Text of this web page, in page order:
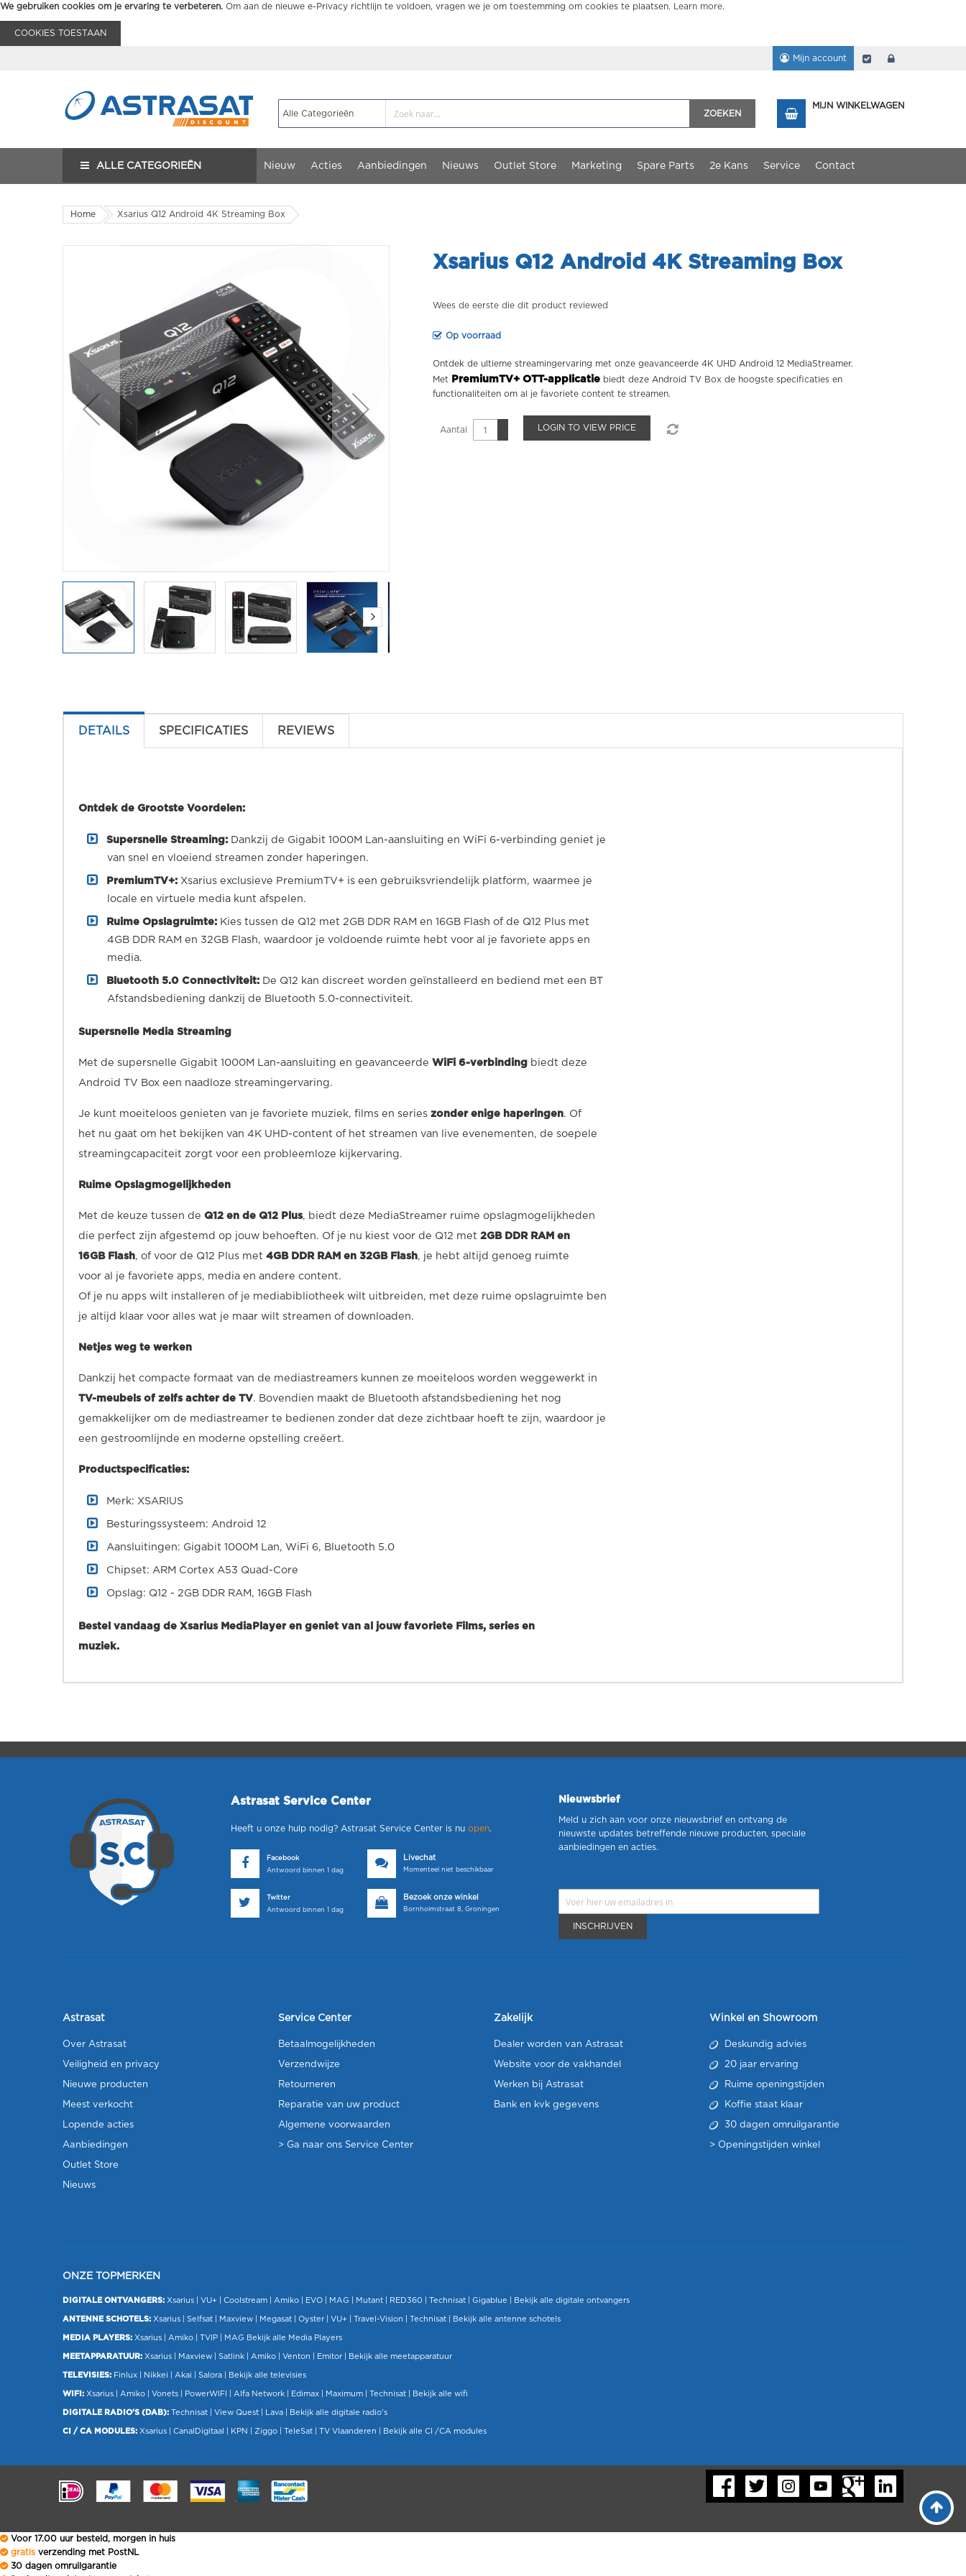
We gebruiken cookies om je ervaring te verbeteren. Om aan de nieuwe e-Privacy richtlijn te voldoen, vragen we je om toestemming om cookies te plaatsen. Learn more.
COOKIES TOESTAAN
Mijn account Afrekenen
ZOEKEN
MIJN WINKELWAGEN
ALLE CATEGORIEËN Nieuw Acties Aanbiedingen Nieuws Outlet Store Marketing Spare Parts 2e Kans Service Contact
Home Xsarius Q12 Android 4K Streaming Box
Xsarius Q12 Android 4K Streaming Box
Wees de eerste die dit product reviewed
Op voorraad
Ontdek de ultieme streamingervaring met onze geavanceerde 4K UHD Android 12 MediaStreamer.
Met
PremiumTV+ OTT-applicatie biedt deze Android TV Box de hoogste specificaties en
functionaliteiten om al je favoriete content te streamen.
Aantal LOGIN TO VIEW PRICE
DETAILS SPECIFICATIES REVIEWS
Ontdek de Grootste Voordelen:
Supersnelle Streaming: Dankzij de Gigabit 1000M Lan-aansluiting en WiFi 6-verbinding geniet je
van snel en vloeiend streamen zonder haperingen.
PremiumTV+: Xsarius exclusieve PremiumTV+ is een gebruiksvriendelijk platform, waarmee je
locale en virtuele media kunt afspelen.
Ruime Opslagruimte: Kies tussen de Q12 met 2GB DDR RAM en 16GB Flash of de Q12 Plus met
4GB DDR RAM en 32GB Flash, waardoor je voldoende ruimte hebt voor al je favoriete apps en
media.
Bluetooth 5.0 Connectiviteit: De Q12 kan discreet worden geïnstalleerd en bediend met een BT
Afstandsbediening dankzij de Bluetooth 5.0-connectiviteit.
Supersnelle Media Streaming
Met de supersnelle Gigabit 1000M Lan-aansluiting en geavanceerde WiFi 6-verbinding biedt deze
Android TV Box een naadloze streamingervaring.
Je kunt moeiteloos genieten van je favoriete muziek, films en series zonder enige haperingen. Of
het nu gaat om het bekijken van 4K UHD-content of het streamen van live evenementen, de soepele
streamingcapaciteit zorgt voor een probleemloze kijkervaring.
Ruime Opslagmogelijkheden
Met de keuze tussen de Q12 en de Q12 Plus, biedt deze MediaStreamer ruime opslagmogelijkheden
die perfect zijn afgestemd op jouw behoeften. Of je nu kiest voor de Q12 met 2GB DDR RAM en
16GB Flash, of voor de Q12 Plus met 4GB DDR RAM en 32GB Flash, je hebt altijd genoeg ruimte
voor al je favoriete apps, media en andere content.
Of je nu apps wilt installeren of je mediabibliotheek wilt uitbreiden, met deze ruime opslagruimte ben
je altijd klaar voor alles wat je maar wilt streamen of downloaden.
Netjes weg te werken
Dankzij het compacte formaat van de mediastreamers kunnen ze moeiteloos worden weggewerkt in
TV-meubels of zelfs achter de TV. Bovendien maakt de Bluetooth afstandsbediening het nog
gemakkelijker om de mediastreamer te bedienen zonder dat deze zichtbaar hoeft te zijn, waardoor je
een gestroomlijnde en moderne opstelling creëert.
Productspecificaties:
Merk: XSARIUS
Besturingssysteem: Android 12
Aansluitingen: Gigabit 1000M Lan, WiFi 6, Bluetooth 5.0
Chipset: ARM Cortex A53 Quad-Core
Opslag: Q12 - 2GB DDR RAM, 16GB Flash
Bestel vandaag de Xsarius MediaPlayer en geniet van al jouw favoriete Films, series en
muziek.
Astrasat Service Center
Heeft u onze hulp nodig? Astrasat Service Center is nu open.
Facebook
Antwoord binnen 1 dag
Livechat
Momenteel niet beschikbaar
Twitter
Antwoord binnen 1 dag
Bezoek onze winkel
Bornholmstraat 8, Groningen
Nieuwsbrief
Meld u zich aan voor onze nieuwsbrief en ontvang de
nieuwste updates betreffende nieuwe producten, speciale
aanbiedingen en acties.
INSCHRIJVEN
Astrasat
Over Astrasat
Veiligheid en privacy
Nieuwe producten
Meest verkocht
Lopende acties
Aanbiedingen
Outlet Store
Nieuws
Service Center
Betaalmogelijkheden
Verzendwijze
Retourneren
Reparatie van uw product
Algemene voorwaarden
> Ga naar ons Service Center
Zakelijk
Dealer worden van Astrasat
Website voor de vakhandel
Werken bij Astrasat
Bank en kvk gegevens
Winkel en Showroom
Deskundig advies
20 jaar ervaring
Ruime openingstijden
Koffie staat klaar
30 dagen omruilgarantie
> Openingstijden winkel
ONZE TOPMERKEN
DIGITALE ONTVANGERS: Xsarius VU+ | Coolstream | Amiko EVO MAG Mutant | RED360 | Technisat Gigablue Bekijk alle digitale ontvangers
ANTENNE SCHOTELS: Xsarius Selfsat Maxview Megasat | Oyster | VU+ Travel-Vision Technisat Bekijk alle antenne schotels
MEDIA PLAYERS: Xsarius Amiko TVIP MAG Bekijk alle Media Players
MEETAPPARATUUR: Xsarius Maxview Satlink Amiko Venton Emitor Bekijk alle meetapparatuur
TELEVISIES: Finlux | Nikkei | Akai Salora Bekijk alle televisies
WIFI: Xsarius Amiko Vonets PowerWIFI Alfa Network Edimax | Maximum | Technisat Bekijk alle wifi
DIGITALE RADIO'S (DAB): Technisat View Quest Lava Bekijk alle digitale radio's
CI / CA MODULES: Xsarius CanalDigitaal KPN Ziggo TeleSat TV Vlaanderen Bekijk alle CI /CA modules
.
Voor 17.00 uur besteld, morgen in huis
gratis verzending met PostNL
30 dagen omruilgarantie